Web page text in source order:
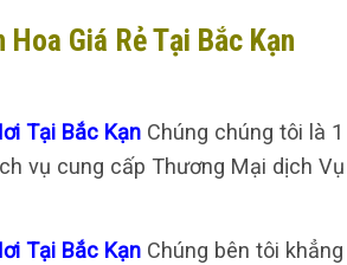
Giá Rẻ Tại Bắc Kạn
Tại Bắc Kạn Chúng chúng tôi là
vụ cung cấp Thương Mại dịch
Tại Bắc Kạn Chúng bên tôi